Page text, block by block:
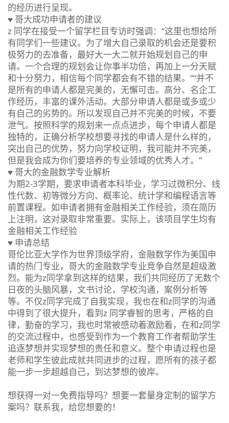
的经历进行呈现。
♥ 哥大成功申请者的建议
z 同学在接受一个留学栏目专访时强调：“这里也想给所
有同学们一些建议。为了增大自己录取的机会还是要积
极努力的去准备，最好大一大二就开始规划自己的申
请。一个合理的规划会让你事半功倍，再加上一分天赋
和十分努力，相信每个同学都会有不错的结果。”“并不
是所有的申请人都是完美的，无懈可击。高分、名企工
作经历，丰富的课外活动。大部分申请人都是或多或少
有自己的劣势的。所以发现自己并不完美的时候，不要
泄气。按照科学的规划来一点点进步，每个申请人都是
独特的，正确分析学校想要寻找的申请人是什么样的，
突出自己的优势，努力向学校证明，我可能并不完美，
但是我会成为你们要培养的专业领域的优秀人才。”
♥ 哥大的金融数学专业解析
为期2-3学期，要求申请者本科毕业，学习过微积分、线
性代数、初等微分方向、概率论、统计学和编程语言等
前置课程。如申请者拥有金融相关工作经验，须在简历
上注明，这对录取非常重要。实际上，该项目学生均有
金融相关工作经验
♥ 申请总结
哥伦比亚大学作为世界顶级学府，金融数学作为美国申
请的热门专业，哥大的金融数学专业竞争自然是超级激
烈。能为z同学拿到这样的结果，我们共同经历了无数个
日夜的头脑风暴，文书讨论，学校沟通，案例分析等
等。不仅z同学完成了自我实现，我也在和z同学的沟通
中得到了很大提升，看到z 同学睿智的思考，严格的自
律，勤奋的学习，我也时常被感动着激励着，在和z同学
的交流过程中，也感受到作为一个教育工作者帮助学生
追逐梦想并实现梦想的责任和意义。整个申请过程也是
老师和学生彼此成就共同进步的过程，愿所有的孩子都
能一步一步超越自己，到达梦想的彼岸。
想获得一对一免费指导吗？想要一套量身定制的留学方
案吗？联系我，给您想要的！